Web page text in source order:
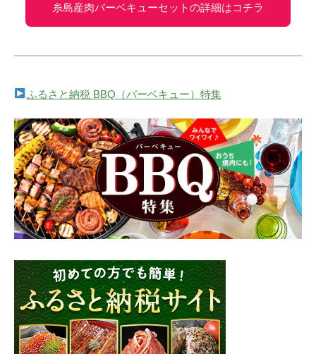
糸島産肉バーベキューセットの詳細はコチラ
ふるさと納税 BBQ（バーベキュー）特集